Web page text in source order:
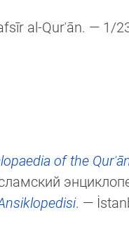
al-Qurʾān. — 1/
of the
. —